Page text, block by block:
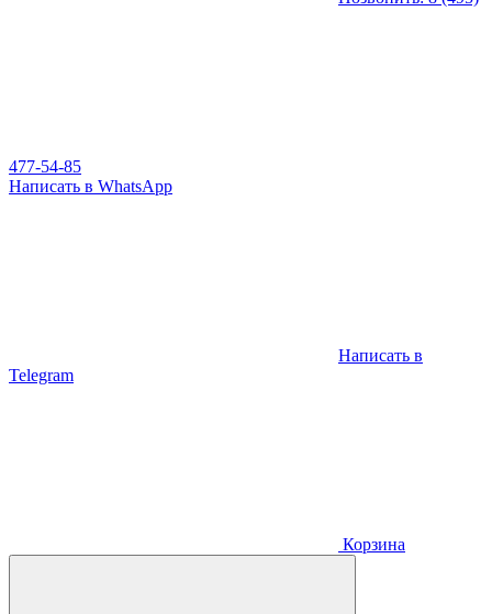
477-54-85
Написать в WhatsApp
Написать в
Telegram
Корзина